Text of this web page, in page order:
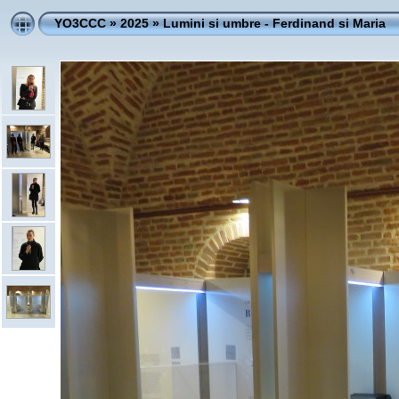
YO3CCC»2025»Lumini si umbre - Ferdinand si Maria